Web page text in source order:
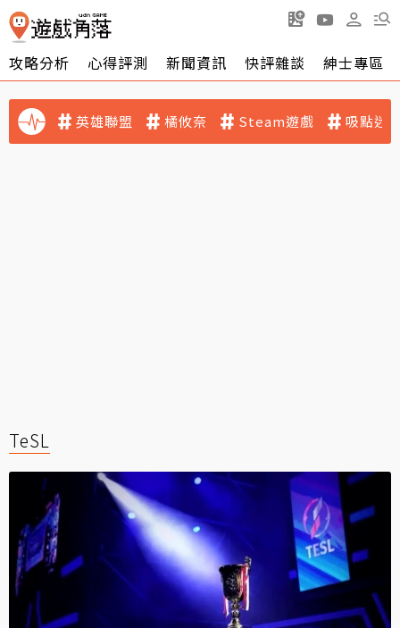
攻略分析 心得評測 新聞資訊 快評雜談 紳士專區
英雄聯盟 橘攸奈 Steam遊戲 吸點迷
TeSL